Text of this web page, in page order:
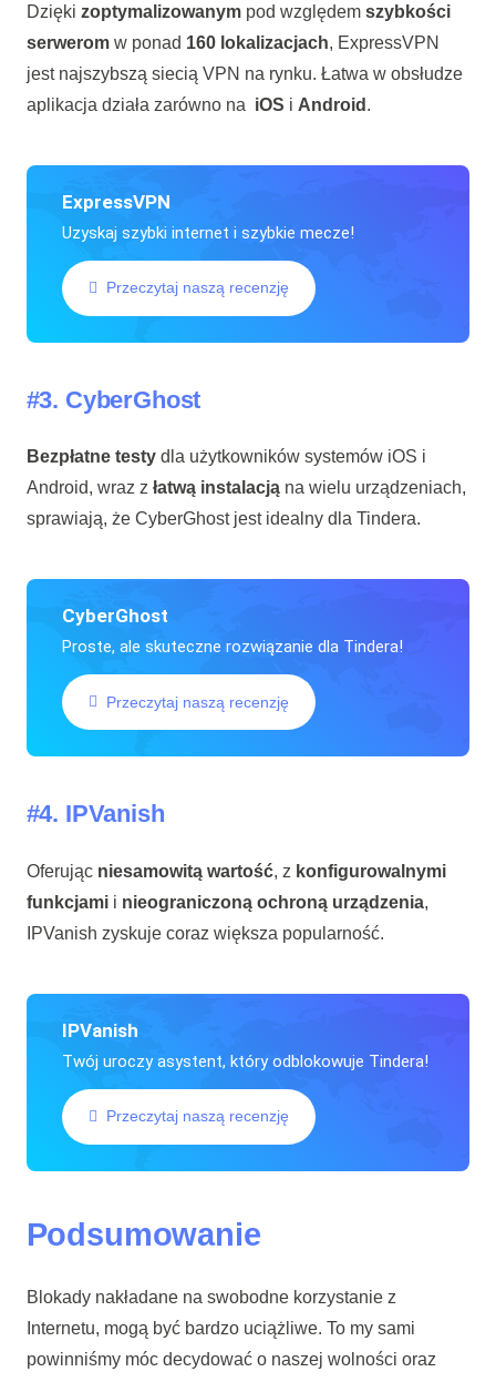
Dzięki zoptymalizowanympod względem szybkości
serweromw ponad 160 lokalizacjach, ExpressVPN
jest najszybszą siecią VPN na rynku. Łatwa w obsłudze
aplikacja działa zarówno na iOS i Android .
ExpressVPN
Uzyskaj szybki internet i szybkie mecze!
Przeczytaj naszą recenzję
#3. CyberGhost
Bezpłatne testydla użytkowników systemów iOS i
Android, wraz z łatwą instalacjąna wielu urządzeniach,
sprawiają, że CyberGhost jest idealny dla Tindera.
CyberGhost
Proste, ale skuteczne rozwiązanie dla Tindera!
Przeczytaj naszą recenzję
#4. IPVanish
Oferując niesamowitą wartość, z konfigurowalnymi
funkcjamii nieograniczoną ochroną urządzenia,
IPVanish zyskuje coraz większa popularność.
IPVanish
Twój uroczy asystent, który odblokowuje Tindera!
Przeczytaj naszą recenzję
Podsumowanie
Blokady nakładane na swobodne korzystanie z
Internetu, mogą być bardzo uciążliwe. To my sami
powinniśmy móc decydować o naszej wolności oraz